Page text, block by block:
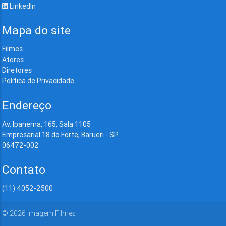
LinkedIn
Mapa do site
Filmes
Atores
Diretores
Política de Privacidade
Endereço
Av. Ipanema, 165, Sala 1105
Empresarial 18 do Forte, Barueri - SP
06472-002
Contato
(11) 4052-2500
© 2026 Imagem Filmes